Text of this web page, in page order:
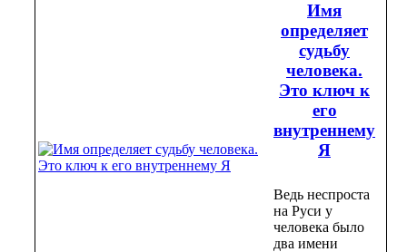
Имя
определяет
судьбу
человека.
Это ключ к
его
внутреннему
Я
Ведь неспроста
на Руси у
человека было
два имени